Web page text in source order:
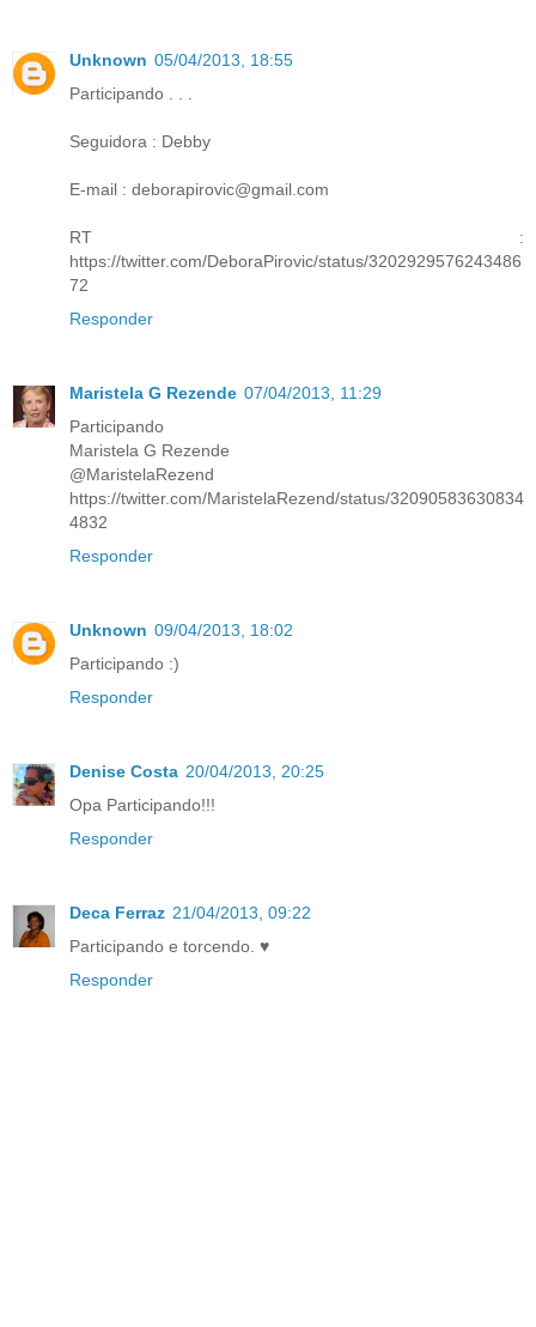
Unknown 05/04/2013, 18:55
Participando . . .
Seguidora : Debby
E-mail : deborapirovic@gmail.com
RT :
https://twitter.com/DeboraPirovic/status/3202929576243486
72
Responder
Maristela G Rezende 07/04/2013, 11:29
Participando
Maristela G Rezende
@MaristelaRezend
https://twitter.com/MaristelaRezend/status/32090583630834
4832
Responder
Unknown 09/04/2013, 18:02
Participando :)
Responder
Denise Costa 20/04/2013, 20:25
Opa Participando!!!
Responder
Deca Ferraz 21/04/2013, 09:22
Participando e torcendo. ♥
Responder